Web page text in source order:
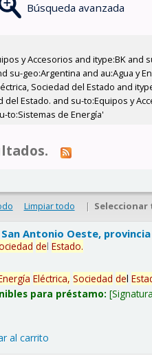
Búsqueda avanzada
y Accesorios and itype:BK and
geo:Argentina and au:Agua y
Sociedad del Estado and
Estado. and su-to:Equipos y
to:Sistemas de Energía'
Limpiar todo |
Antonio Oeste, provincia
delEstado.
Eléctrica, Sociedad del
para préstamo:
al carrito